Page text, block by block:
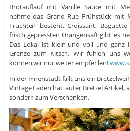
Brotauflauf mit Vanille Sauce mit
nehme das Grand Rue Frühstück mit
Früchten besteht, Croissant,
frisch gepressten Orangensaft gibt es
Das Lokal ist klein und voll und
Grenze zum Kitsch. Wir fühlen uns
können wir nur weiter empfehlen!
In der Innenstadt fällt uns ein
Vintage Laden hat lauter Bretzel Artikel,
sondern zum Verschenken.